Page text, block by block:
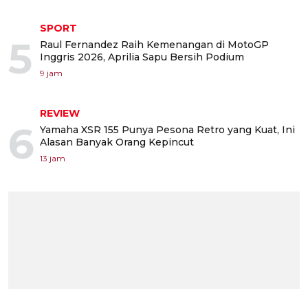
5
SPORT
Raul Fernandez Raih Kemenangan di MotoGP
Inggris 2026, Aprilia Sapu Bersih Podium
9 jam
6
REVIEW
Yamaha XSR 155 Punya Pesona Retro yang Kuat, Ini
Alasan Banyak Orang Kepincut
13 jam